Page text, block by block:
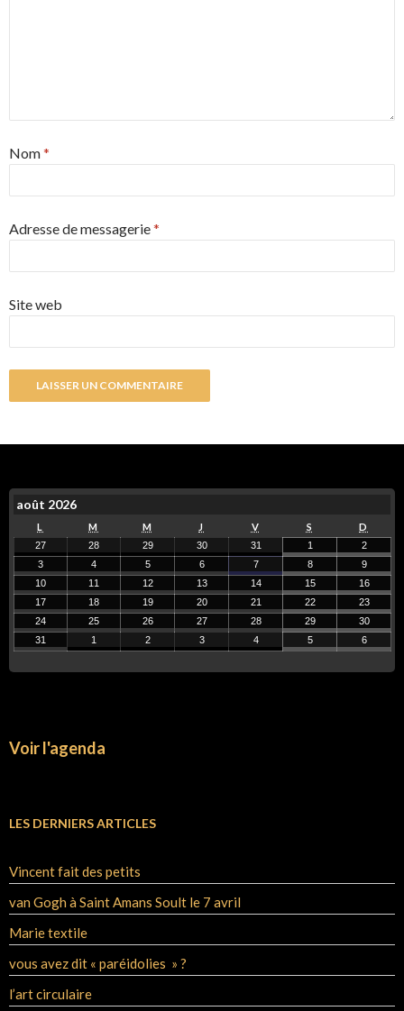
Nom*
Adresse de messagerie*
Site web
août 2026
L M M J V S D
27 28 29 30 31 1
2
3
4 5 6 7 8
9
10
11 12 13 14 15
16
17
18 19 20 21 22
23
24
25 26 27 28 29
30
31
1 2 3 4 5 6
Voir l'agenda
LES DERNIERS ARTICLES
Vincent fait des petits
van Gogh à Saint Amans Soult le 7 avril
Marie textile
vous avez dit « paréidolies » ?
l’art circulaire